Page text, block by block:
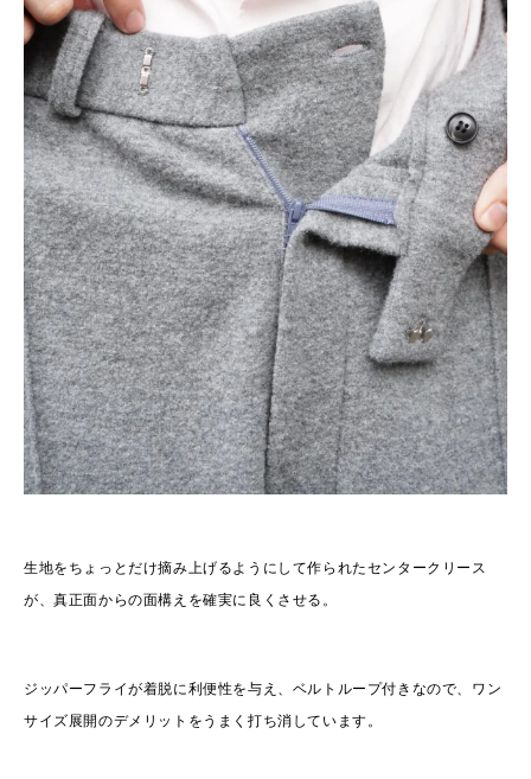
生地をちょっとだけ摘み上げるようにして作られたセンタークリース
が、真正面からの面構えを確実に良くさせる。
ジッパーフライが着脱に利便性を与え、ベルトループ付きなので、ワン
サイズ展開のデメリットをうまく打ち消しています。